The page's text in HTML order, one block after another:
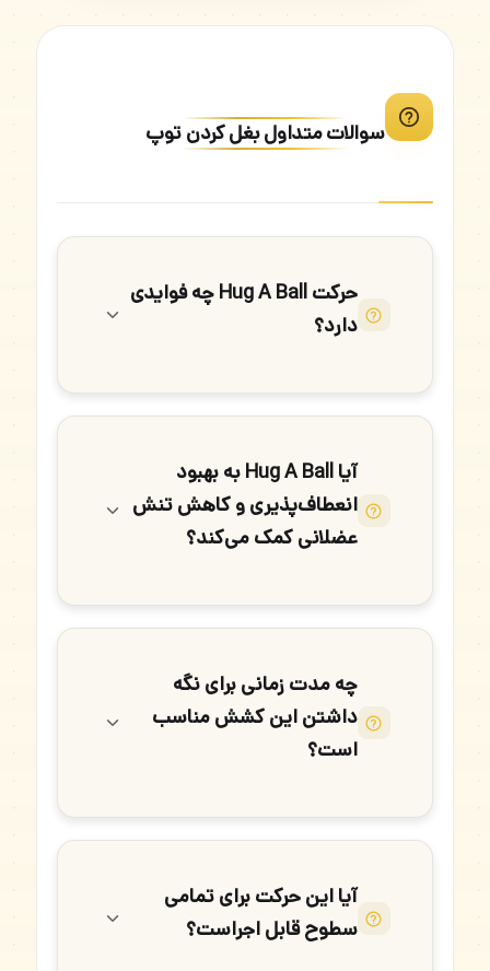
سوالات متداول بغل کردن توپ
حرکت Hug A Ball چه فوایدی
دارد؟
آیا Hug A Ball به بهبود
انعطاف‌پذیری و کاهش تنش
عضلانی کمک می‌کند؟
چه مدت زمانی برای نگه
داشتن این کشش مناسب
است؟
آیا این حرکت برای تمامی
سطوح قابل اجراست؟